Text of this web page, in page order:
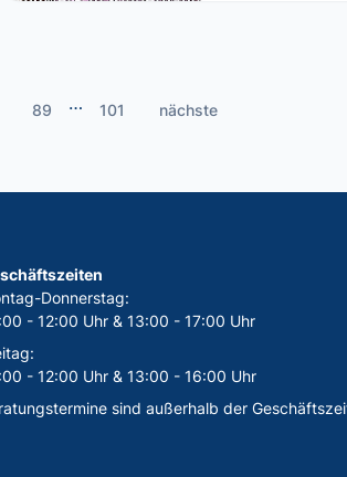
89 … 101 nächste
Donnerstag:
- 12:00 Uhr & 13:00 - 17:00 Uhr
- 12:00 Uhr & 13:00 - 16:00 Uhr
sind außerhalb der